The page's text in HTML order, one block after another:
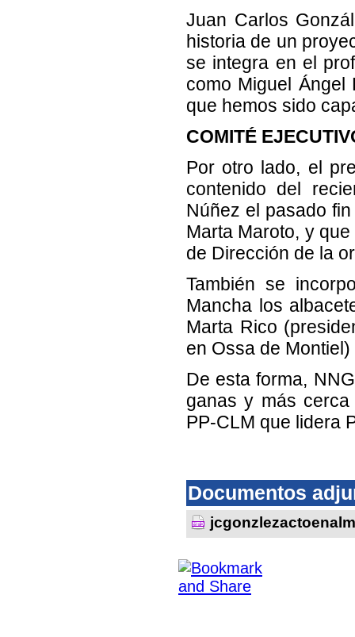
Juan Carlos
historia de un
se integra en el
como Miguel
que hemos sido
COMITÉ
Por otro lado, el
contenido del
Núñez el pasado
Marta Maroto, y
de Dirección de la
También se
Mancha los
Marta Rico
en Ossa de
De esta forma,
ganas y más
PP-CLM que lidera
Documentos